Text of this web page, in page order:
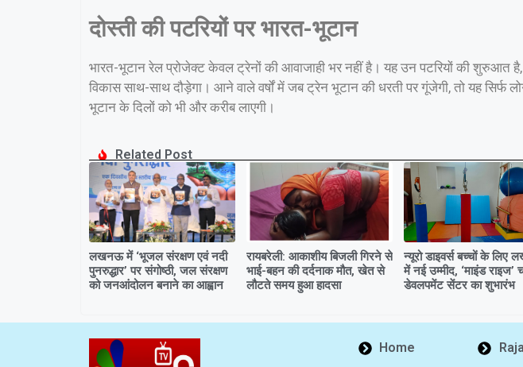
दोस्ती की पटरियों पर भारत-भूटान
भारत-भूटान रेल प्रोजेक्ट केवल ट्रेनों की आवाजाही भर नहीं है। यह उन पटरियों की शुरुआत है,
विकास साथ-साथ दौड़ेगा। आने वाले वर्षों में जब ट्रेन भूटान की धरती पर गूंजेगी, तो यह सिर्फ
भूटान के दिलों को भी और करीब लाएगी।
Related Post
लखनऊ में ‘भूजल संरक्षण एवं नदी
पुनरुद्धार’ पर संगोष्ठी, जल संरक्षण
को जनआंदोलन बनाने का आह्वान
रायबरेली: आकाशीय बिजली गिरने से
भाई-बहन की दर्दनाक मौत, खेत से
लौटते समय हुआ हादसा
न्यूरो डाइवर्स बच्चों के लिए
में नई उम्मीद, ‘माइंड राइज’
डेवलपमेंट सेंटर का शुभारंभ
Home